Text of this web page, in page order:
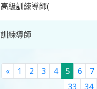
高級訓練導師(
訓練導師
«Previous
1 2 3 4 5 6 7
33
34